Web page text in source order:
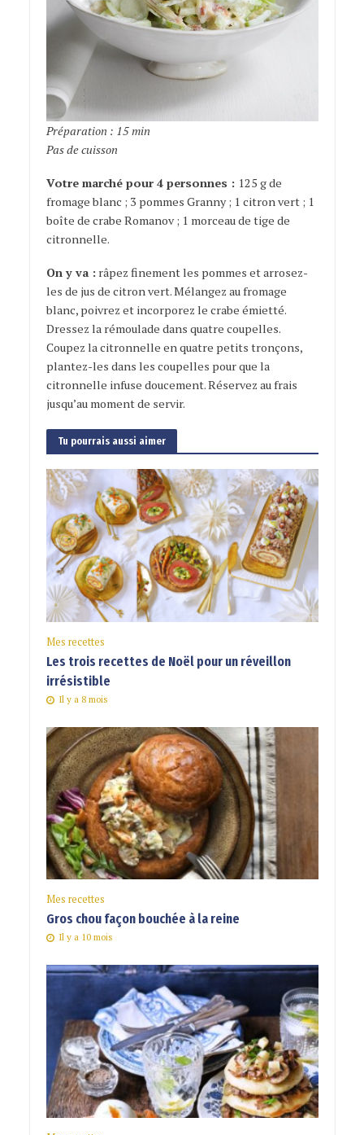
Préparation : 15 min
Pas de cuisson
Votre marché pour 4 personnes : 125 g de
fromage blanc ; 3 pommes Granny ; 1 citron vert ; 1
boîte de crabe Romanov ; 1 morceau de tige de
citronnelle.
On y va : râpez finement les pommes et arrosez-
les de jus de citron vert. Mélangez au fromage
blanc, poivrez et incorporez le crabe émietté.
Dressez la rémoulade dans quatre coupelles.
Coupez la citronnelle en quatre petits tronçons,
plantez-les dans les coupelles pour que la
citronnelle infuse doucement. Réservez au frais
jusqu’au moment de servir.
Tu pourrais aussi aimer
Mes recettes
Les trois recettes de Noël pour un réveillon
irrésistible
Il y a 8 mois
Mes recettes
Gros chou façon bouchée à la reine
Il y a 10 mois